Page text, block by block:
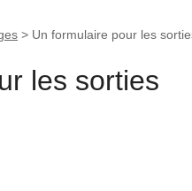
> Un formulaire pour les
les sorties